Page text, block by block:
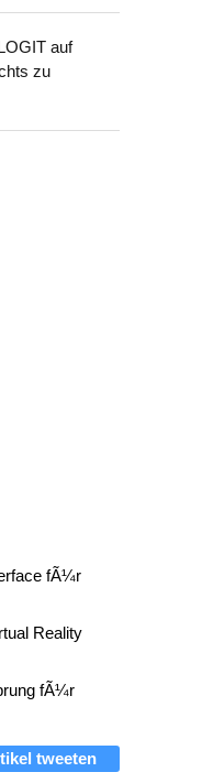
auf
zu
fÃ¼r
Reality
fÃ¼r
tweeten